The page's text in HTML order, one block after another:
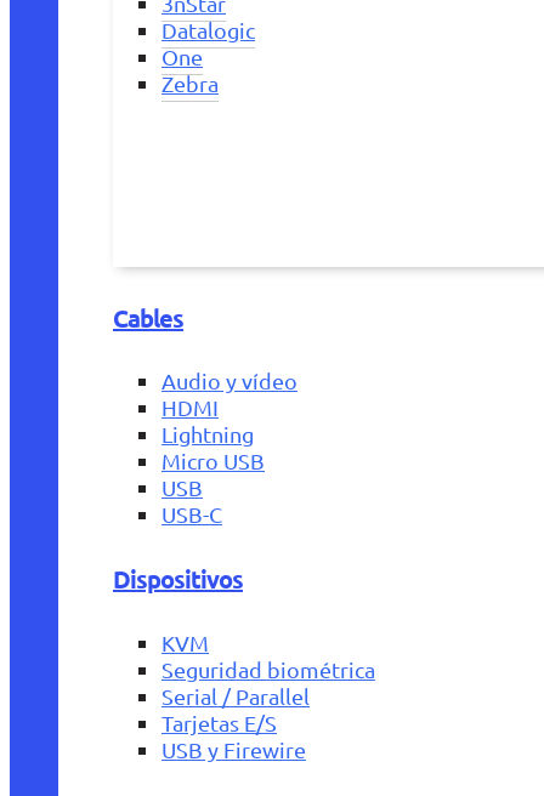
Datalogic
One
Zebra
Cables
Audio y vídeo
HDMI
Lightning
Micro USB
USB
USB-C
Dispositivos
KVM
Seguridad biométrica
Serial / Parallel
Tarjetas E/S
USB y Firewire